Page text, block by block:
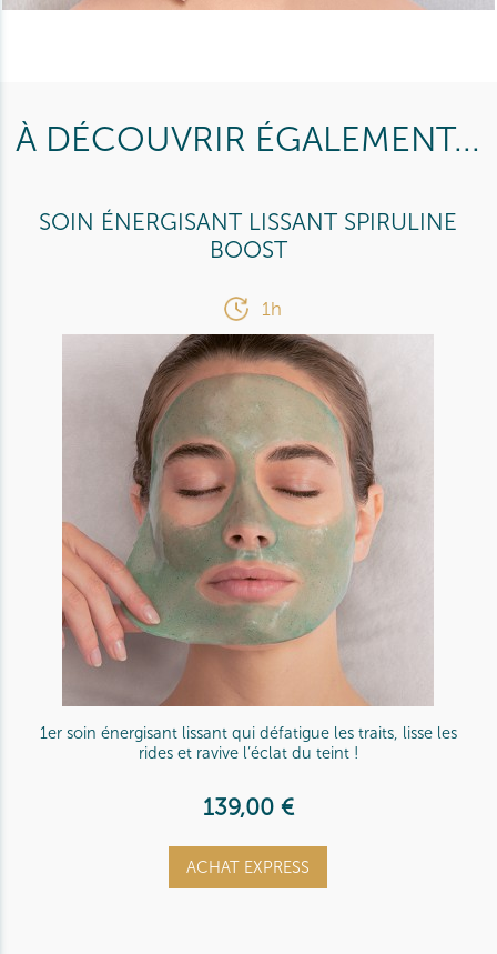
À DÉCOUVRIR ÉGALEMENT...
SOIN ÉNERGISANT LISSANT SPIRULINE
BOOST
1h
1er soin énergisant lissant qui défatigue les traits, lisse les
rides et ravive l’éclat du teint !
139,00 €
ACHAT EXPRESS